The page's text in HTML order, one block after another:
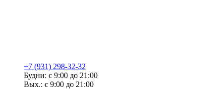
+7 (931) 298-32-32
Будни: с 9:00 до 21:00
Вых.: с 9:00 до 21:00